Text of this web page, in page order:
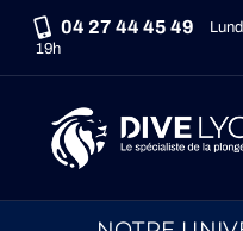
Passer
04 27 44 45 49
19h